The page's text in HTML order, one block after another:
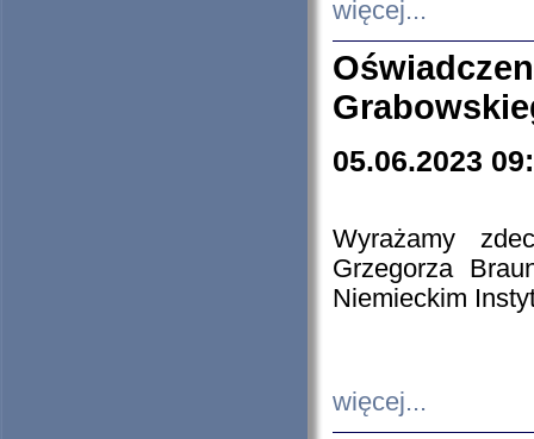
więcej...
05.06.2023
Wyrażamy
Grzegorza
Niemieckim
więcej...